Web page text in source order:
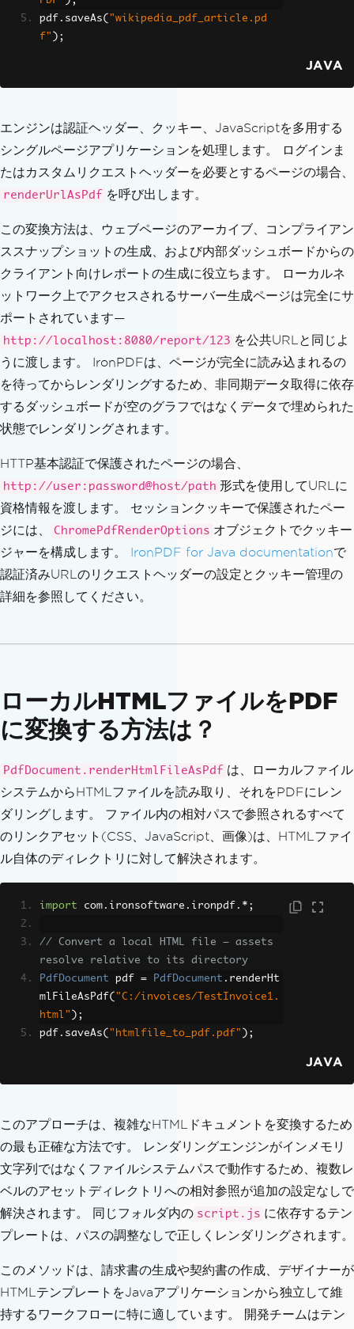
pdf . saveAs( "wikipedia_pdf_article.pd
f" );
JAVA
エンジンは認証ヘッダー、クッキー、JavaScriptを多用する
シングルページアプリケーションを処理します。 ログインま
たはカスタムリクエストヘッダーを必要とするページの場合、
renderUrlAsPdf を呼び出します。
この変換方法は、ウェブページのアーカイブ、コンプライアン
ススナップショットの生成、および内部ダッシュボードからの
クライアント向けレポートの生成に役立ちます。 ローカルネ
ットワーク上でアクセスされるサーバー生成ページは完全にサ
ポートされています—
http://localhost:8080/report/123 を公共URLと同じよ
うに渡します。 IronPDFは、ページが完全に読み込まれるの
を待ってからレンダリングするため、非同期データ取得に依存
するダッシュボードが空のグラフではなくデータで埋められた
状態でレンダリングされます。
HTTP基本認証で保護されたページの場合、
http://user:password@host/path 形式を使用してURLに
資格情報を渡します。 セッションクッキーで保護されたペー
ジには、
ChromePdfRenderOptions オブジェクトでクッキー
ジャーを構成します。 IronPDF for Java documentationで
認証済みURLのリクエストヘッダーの設定とクッキー管理の
詳細を参照してください。
ローカルHTMLファイルをPDF
に変換する方法は？
PdfDocument.renderHtmlFileAsPdf は、ローカルファイル
システムからHTMLファイルを読み取り、それをPDFにレン
ダリングします。 ファイル内の相対パスで参照されるすべて
のリンクアセット(CSS、JavaScript、画像)は、HTMLファイ
ル自体のディレクトリに対して解決されます。
import com . ironsoftware . ironpdf .*;
// Convert a local HTML file — assets
resolve relative to its directory
PdfDocument pdf = PdfDocument . renderHt
mlFileAsPdf( "C:/invoices/TestInvoice1.
html" );
pdf . saveAs( "htmlfile_to_pdf.pdf" );
JAVA
このアプローチは、複雑なHTMLドキュメントを変換するため
の最も正確な方法です。 レンダリングエンジンがインメモリ
文字列ではなくファイルシステムパスで動作するため、複数レ
ベルのアセットディレクトリへの相対参照が追加の設定なしで
解決されます。 同じフォルダ内の script.js に依存するテン
プレートは、パスの調整なしで正しくレンダリングされます。
このメソッドは、請求書の生成や契約書の作成、デザイナーが
HTMLテンプレートをJavaアプリケーションから独立して維
持するワークフローに特に適しています。 開発チームはテン